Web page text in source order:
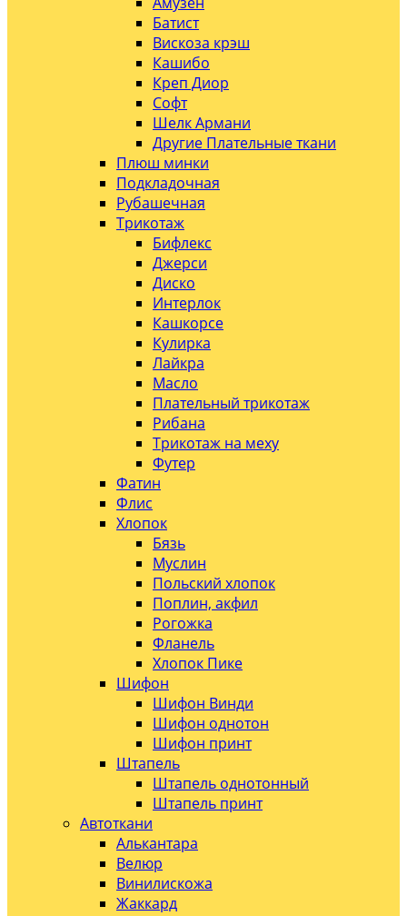
Батист
Вискоза крэш
Кашибо
Креп Диор
Софт
Шелк Армани
Другие Плательные ткани
Плюш минки
Подкладочная
Рубашечная
Трикотаж
Бифлекс
Джерси
Диско
Интерлок
Кашкорсе
Кулирка
Лайкра
Масло
Плательный трикотаж
Рибана
Трикотаж на меху
Футер
Фатин
Флис
Хлопок
Бязь
Муслин
Польский хлопок
Поплин, акфил
Рогожка
Фланель
Хлопок Пике
Шифон
Шифон Винди
Шифон однотон
Шифон принт
Штапель
Штапель однотонный
Штапель принт
Автоткани
Алькантара
Велюр
Винилискожа
Жаккард